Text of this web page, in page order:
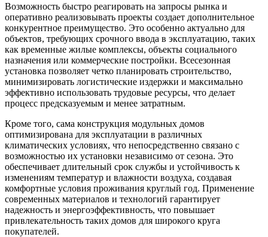
Возможность быстро реагировать на запросы рынка и
оперативно реализовывать проекты создает дополнительное
конкурентное преимущество. Это особенно актуально для
объектов, требующих срочного ввода в эксплуатацию, таких
как временные жилые комплексы, объекты социального
назначения или коммерческие постройки. Всесезонная
установка позволяет четко планировать строительство,
минимизировать логистические издержки и максимально
эффективно использовать трудовые ресурсы, что делает
процесс предсказуемым и менее затратным.
Кроме того, сама конструкция модульных домов
оптимизирована для эксплуатации в различных
климатических условиях, что непосредственно связано с
возможностью их установки независимо от сезона. Это
обеспечивает длительный срок службы и устойчивость к
изменениям температур и влажности воздуха, создавая
комфортные условия проживания круглый год. Применение
современных материалов и технологий гарантирует
надежность и энергоэффективность, что повышает
привлекательность таких домов для широкого круга
покупателей.